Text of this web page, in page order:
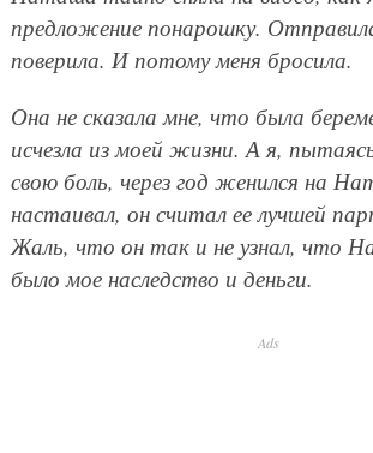
предложение понарошку.
поверила. И потому меня бросила.
Она не сказала мне, что была
исчезла из моей жизни. А я,
свою боль, через год женился на
настаивал, он считал ее лучшей
Жаль, что он так и не узнал, что
было мое наследство и деньги.
Ads